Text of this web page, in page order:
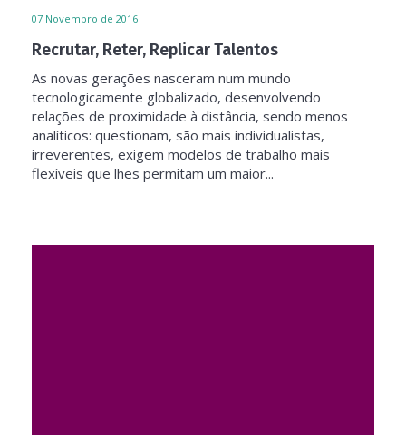
07 Novembro de 2016
Recrutar, Reter, Replicar Talentos
As novas gerações nasceram num mundo
tecnologicamente globalizado, desenvolvendo
relações de proximidade à distância, sendo menos
analíticos: questionam, são mais individualistas,
irreverentes, exigem modelos de trabalho mais
flexíveis que lhes permitam um maior...